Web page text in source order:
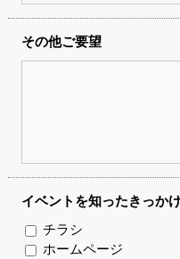
その他ご要望
イベントを知ったきっか
チラシ
ホームページ